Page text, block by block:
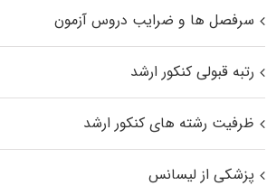
سرفصل ها و ضرایب دروس آزمون
رتبه قبولی کنکور ارشد
ظرفیت رشته های کنکور ارشد
پزشکی از لیسانس